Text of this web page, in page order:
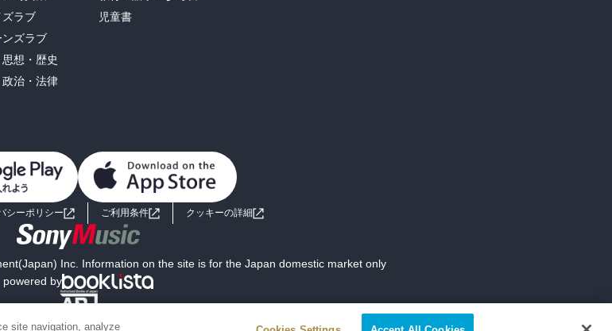
ズラブ
ンズラブ
思想・歴史
治・法律
児童書
シーポリシー ご利用条件 クッキーの詳細
Inc. Information on the site is for the Japan domestic market only
powered by
site navigation, analyze